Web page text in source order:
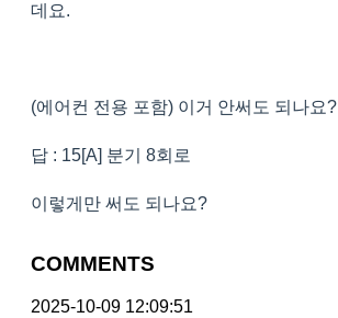
데요.
(에어컨 전용 포함) 이거 안써도 되나요?
답 : 15[A] 분기 8회로
이렇게만 써도 되나요?
COMMENTS
2025-10-09 12:09:51